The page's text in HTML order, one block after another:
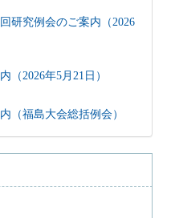
研究例会のご案内（2026
（2026年5月21日）
（福島大会総括例会）
（伊予史談会との合同例